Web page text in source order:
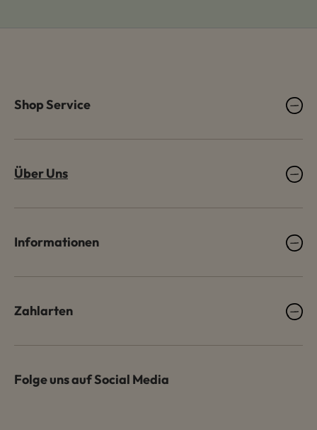
Shop Service
Über Uns
Informationen
Zahlarten
Folge uns auf Social Media